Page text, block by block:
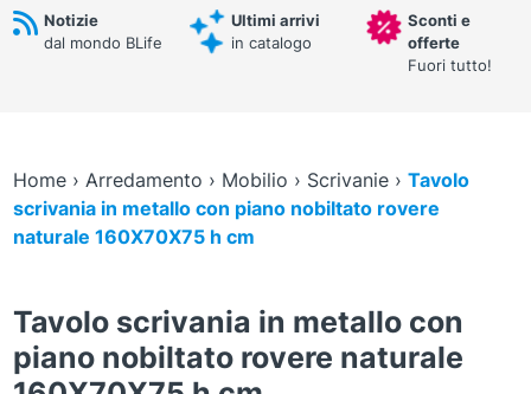
Notizie
dal mondo BLife
Ultimi arrivi
in catalogo
Sconti e
offerte
Fuori tutto!
Home› Arredamento › Mobilio › Scrivanie› Tavolo
scrivania in metallo con piano nobiltato rovere
naturale 160X70X75 h cm
Tavolo scrivania in metallo con
piano nobiltato rovere naturale